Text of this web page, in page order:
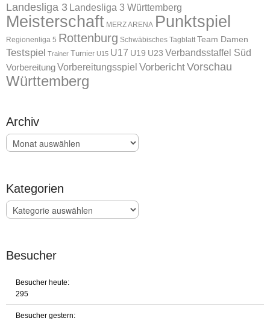
Landesliga 3 Landesliga 3 Württemberg
Meisterschaft MERZ ARENA Punktspiel
Regionenliga 5 Rottenburg Schwäbisches Tagblatt Team Damen
Testspiel Trainer Turnier U15 U17 U19 U23 Verbandsstaffel Süd
VorbereitungVorbereitungsspiel VorberichtVorschau
Württemberg
Archiv
Archiv
Kategorien
Kategorien
Besucher
Besucher heute:
295
Besucher gestern: